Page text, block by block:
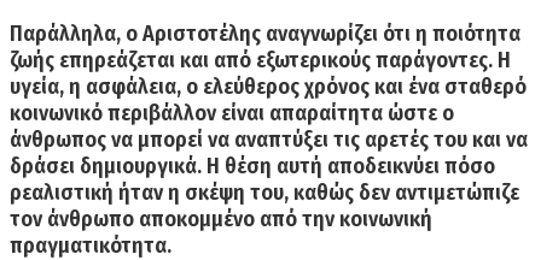
Παράλληλα, ο Αριστοτέλης αναγνωρίζει ότι η ποιότητα
ζωής επηρεάζεται και από εξωτερικούς παράγοντες. Η
υγεία, η ασφάλεια, ο ελεύθερος χρόνος και ένα σταθερό
κοινωνικό περιβάλλον είναι απαραίτητα ώστε ο
άνθρωπος να μπορεί να αναπτύξει τις αρετές του και να
δράσει δημιουργικά. Η θέση αυτή αποδεικνύει πόσο
ρεαλιστική ήταν η σκέψη του, καθώς δεν αντιμετώπιζε
τον άνθρωπο αποκομμένο από την κοινωνική
πραγματικότητα.